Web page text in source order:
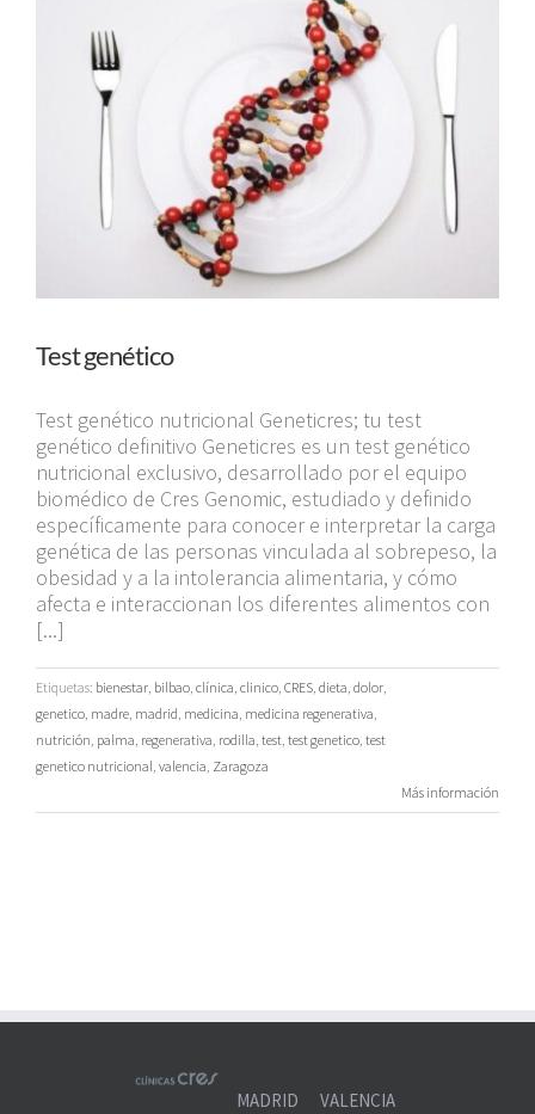
Test genético
Test genético nutricional Geneticres; tu test
genético definitivo Geneticres es un test genético
nutricional exclusivo, desarrollado por el equipo
biomédico de Cres Genomic, estudiado y definido
específicamente para conocer e interpretar la carga
genética de las personas vinculada al sobrepeso, la
obesidad y a la intolerancia alimentaria, y cómo
afecta e interaccionan los diferentes alimentos con
[...]
Etiquetas: bienestar, bilbao, clínica, clinico, CRES, dieta, dolor,
genetico, madre, madrid, medicina, medicina regenerativa,
nutrición, palma, regenerativa, rodilla, test, test genetico, test
genetico nutricional, valencia, Zaragoza
Más información
MADRID
VALENCIA